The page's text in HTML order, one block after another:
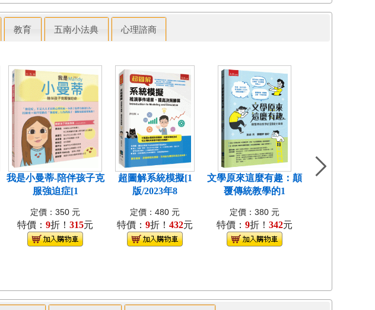
教育 五南小法典 心理諮商
我是小曼蒂-陪伴孩子克
服強迫症[1
定價：350 元
特價： 9折！ 315元
超圖解系統模擬[1
版/2023年8
定價：480 元
特價： 9折！ 432元
文學原來這麼有趣：顛
覆傳統教學的1
定價：380 元
特價： 9折！ 342元
超圖解財務